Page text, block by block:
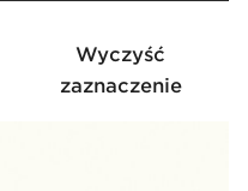
Wyczyść
zaznaczenie